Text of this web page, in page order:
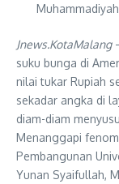
Jnews.KotaMalang
suku bunga di
nilai tukar Rupiah
sekadar angka di
diam-diam
Menanggapi
Pembangunan
Yunan Syaifullah,